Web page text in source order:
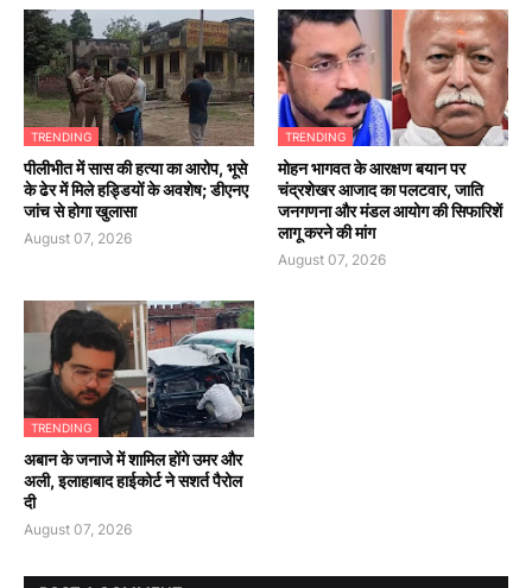
TRENDING
पीलीभीत में सास की हत्या का आरोप, भूसे
के ढेर में मिले हड्डियों के अवशेष; डीएनए
जांच से होगा खुलासा
August 07, 2026
TRENDING
मोहन भागवत के आरक्षण बयान पर
चंद्रशेखर आजाद का पलटवार, जाति
जनगणना और मंडल आयोग की सिफारिशें
लागू करने की मांग
August 07, 2026
TRENDING
अबान के जनाजे में शामिल होंगे उमर और
अली, इलाहाबाद हाईकोर्ट ने सशर्त पैरोल
दी
August 07, 2026